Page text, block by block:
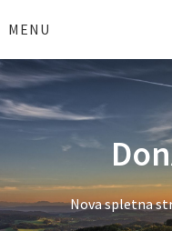
toMENU
Nova spletna